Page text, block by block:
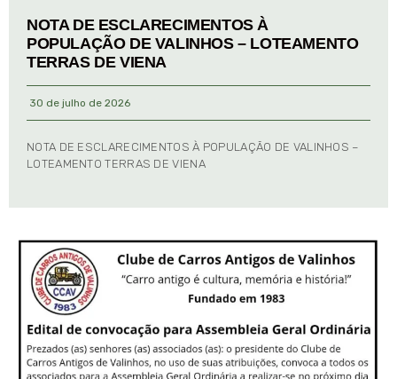
NOTA DE ESCLARECIMENTOS À
POPULAÇÃO DE VALINHOS – LOTEAMENTO
TERRAS DE VIENA
30 de julho de 2026
NOTA DE ESCLARECIMENTOS À POPULAÇÃO DE VALINHOS –
LOTEAMENTO TERRAS DE VIENA